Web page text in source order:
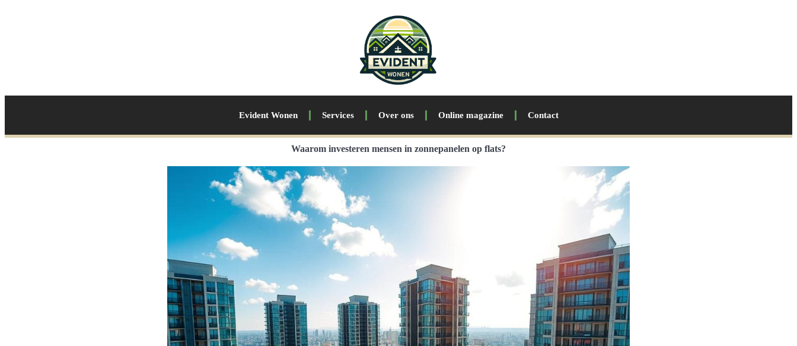
Evident Wonen Services Over ons Online magazine Contact
Waarom investeren mensen in zonnepanelen op flats?